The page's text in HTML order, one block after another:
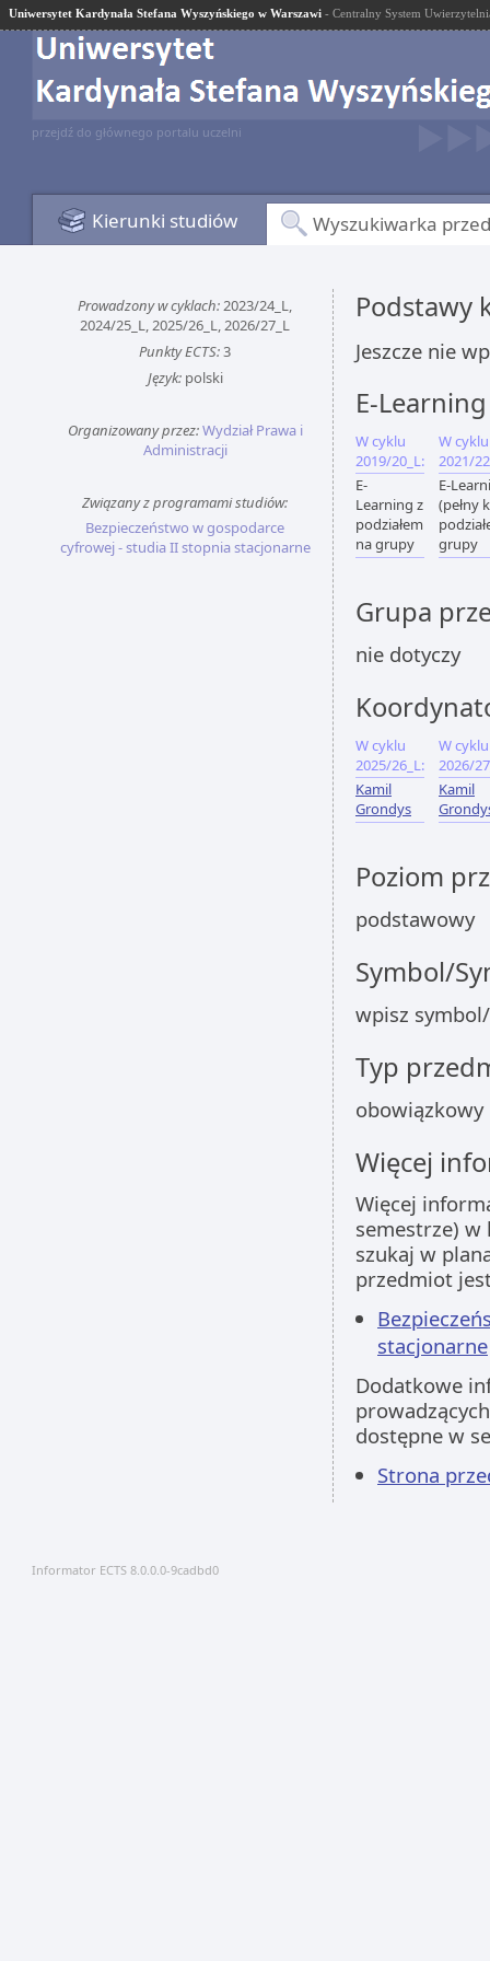
Uniwersytet Kardynała Stefana Wyszyńskiego w Warszawi - Centralny System
przejdź do głównego portalu uczelni
Kierunki studiów Wyszukiwarka
Prowadzony w cyklach:2023/24_L,
2024/25_L, 2025/26_L, 2026/27_L
Punkty ECTS:3
Język:polski
Organizowany przez:Wydział Prawa i
Administracji
Związany z programami studiów:
Bezpieczeństwo w gospodarce
cyfrowej - studia II stopnia stacjonarne
Podstawy
Jeszcze nie
E-Learning
W cyklu
2019/20_L:
E-
Learning z
podziałem
na grupy
W cyklu
2021/
E-
(pełny
grupy
Grupa
nie dotyczy
W cyklu
2025/26_L:
Kamil
Grondys
W cyklu
2026/
Kamil
Poziom
podstawowy
Symbol/
wpisz
Typ
obowiązkowy
Więcej
Więcej
semestrze)
szukaj w
przedmiot
stacjonarne
Dodatkowe
dostępne w
Strona
Informator ECTS 8.0.0.0-9cadbd0